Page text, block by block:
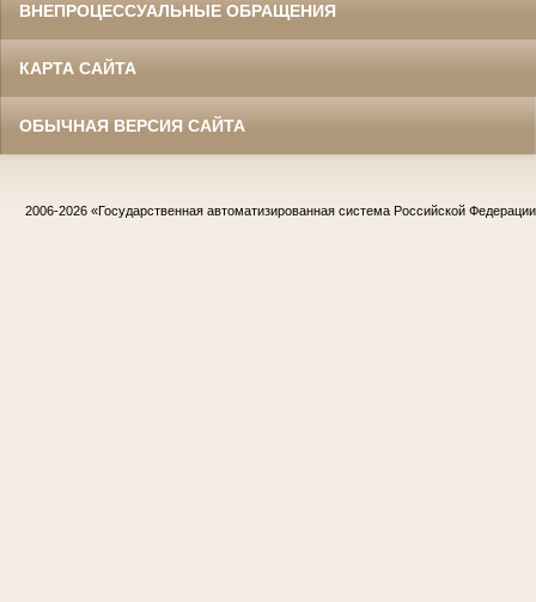
ВНЕПРОЦЕССУАЛЬНЫЕ ОБРАЩЕНИЯ
КАРТА САЙТА
ОБЫЧНАЯ ВЕРСИЯ САЙТА
2006-2026 «Государственная автоматизированная система Российской